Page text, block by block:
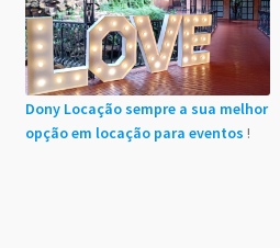
Carrinho
Chácaras em Botucatu
Contact
Dony Locação sempre a sua melhor
opção em locação para eventos !